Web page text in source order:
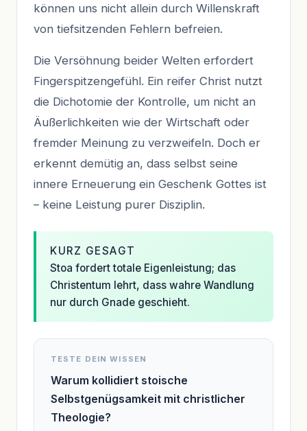
können uns nicht allein durch Willenskraft
von tiefsitzenden Fehlern befreien.
Die Versöhnung beider Welten erfordert
Fingerspitzengefühl. Ein reifer Christ nutzt
die Dichotomie der Kontrolle, um nicht an
Äußerlichkeiten wie der Wirtschaft oder
fremder Meinung zu verzweifeln. Doch er
erkennt demütig an, dass selbst seine
innere Erneuerung ein Geschenk Gottes ist
– keine Leistung purer Disziplin.
KURZ GESAGT
Stoa fordert totale Eigenleistung; das
Christentum lehrt, dass wahre Wandlung
nur durch Gnade geschieht.
TESTE DEIN WISSEN
Warum kollidiert stoische
Selbstgenügsamkeit mit christlicher
Theologie?